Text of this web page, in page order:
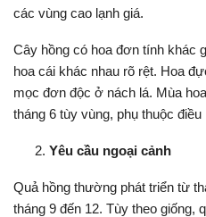
các vùng cao lạnh giá.
Cây hồng có hoa đơn tính khác
hoa cái khác nhau rõ rệt. Hoa
mọc đơn độc ở nách lá. Mùa
tháng 6 tùy vùng, phụ thuộc điều
Yêu cầu ngoại cảnh
Quả hồng thường phát triển từ
tháng 9 đến 12. Tùy theo giống,